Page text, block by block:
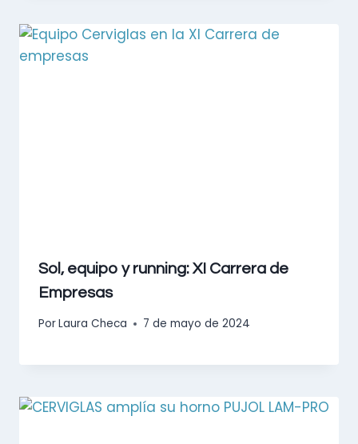
Sol, equipo y running: XI Carrera de
Empresas
PorLaura Checa 7 de mayo de 2024